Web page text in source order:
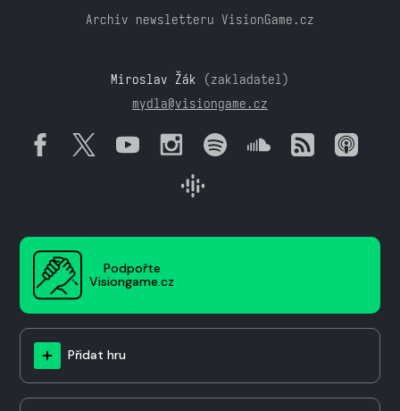
Archiv newsletteru VisionGame.cz
Miroslav Žák (zakladatel)
mydla@visiongame.cz
Podpořte
Visiongame.cz
Přidat hru